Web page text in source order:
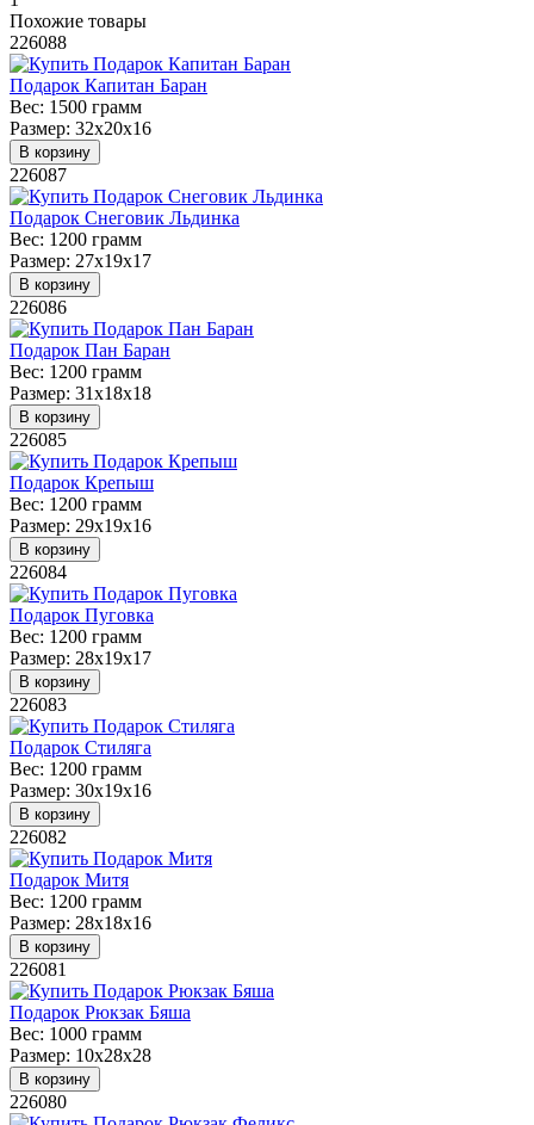
Похожие товары
226088
Подарок Капитан Баран
Вес: 1500 грамм
Размер: 32х20х16
В корзину
226087
Подарок Снеговик Льдинка
Вес: 1200 грамм
Размер: 27х19х17
В корзину
226086
Подарок Пан Баран
Вес: 1200 грамм
Размер: 31х18х18
В корзину
226085
Подарок Крепыш
Вес: 1200 грамм
Размер: 29х19х16
В корзину
226084
Подарок Пуговка
Вес: 1200 грамм
Размер: 28х19х17
В корзину
226083
Подарок Стиляга
Вес: 1200 грамм
Размер: 30х19х16
В корзину
226082
Подарок Митя
Вес: 1200 грамм
Размер: 28х18х16
В корзину
226081
Подарок Рюкзак Бяша
Вес: 1000 грамм
Размер: 10х28х28
В корзину
226080